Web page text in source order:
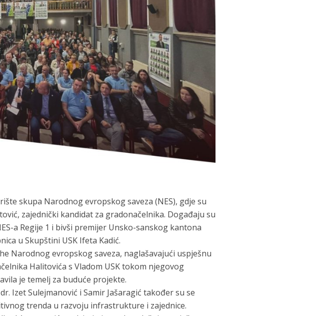
skupa Narodnog evropskog saveza (NES), gdje su
zajednički kandidat za gradonačelnika. Događaju su
a Regije 1 i bivši premijer Unsko-sanskog kantona
u Skupštini USK Ifeta Kadić.
Narodnog evropskog saveza, naglašavajući uspješnu
Halitovića s Vladom USK tokom njegovog
je temelj za buduće projekte.
Izet Sulejmanović i Samir Jašaragić također su se
trenda u razvoju infrastrukture i zajednice.